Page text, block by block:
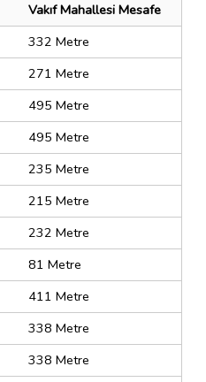
Vakıf Mahallesi Mesafe
332 Metre
271 Metre
495 Metre
495 Metre
235 Metre
215 Metre
232 Metre
81 Metre
411 Metre
338 Metre
338 Metre